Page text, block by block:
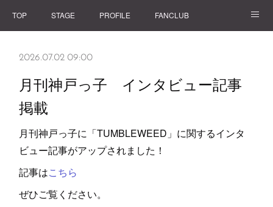
TOP STAGE PROFILE FANCLUB
2026.07.02 09:00
月刊神戸っ子 インタビュー記事
掲載
月刊神戸っ子に「TUMBLEWEED」に関するインタ
ビュー記事がアップされました！
記事はこちら
ぜひご覧ください。